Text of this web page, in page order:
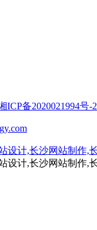
ICP备2020021994号-2